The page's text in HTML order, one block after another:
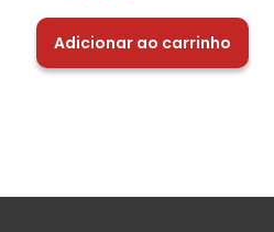
Adicionar ao carrinho